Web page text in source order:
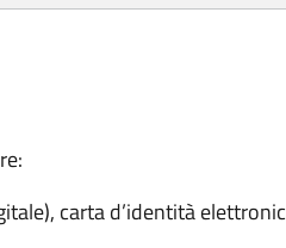
carta d’identità